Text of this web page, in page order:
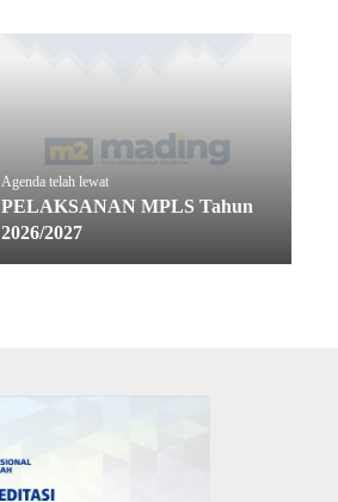
Agenda telah lewat
PELAKSANAN MPLS Tahun
2026/2027